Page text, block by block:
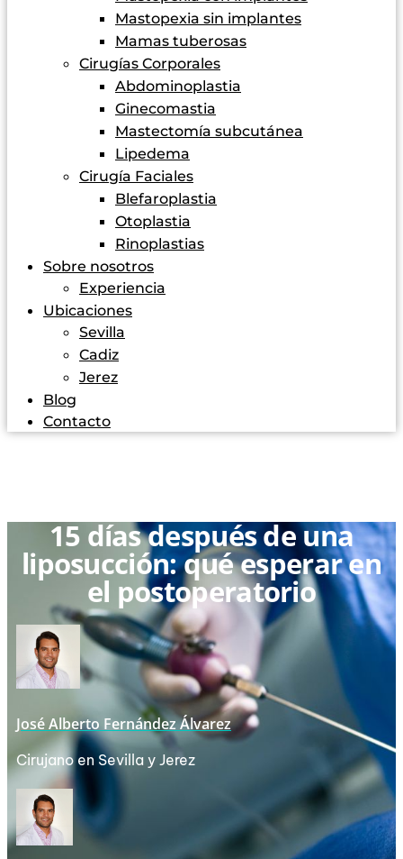
Mastopexia sin implantes
Mamas tuberosas
Cirugías Corporales
Abdominoplastia
Ginecomastia
Mastectomía subcutánea
Lipedema
Cirugía Faciales
Blefaroplastia
Otoplastia
Rinoplastias
Sobre nosotros
Experiencia
Ubicaciones
Sevilla
Cadiz
Jerez
Blog
Contacto
15 días después de una
liposucción: qué esperar en
el postoperatorio
José Alberto Fernández Álvarez
Cirujano en Sevilla y Jerez